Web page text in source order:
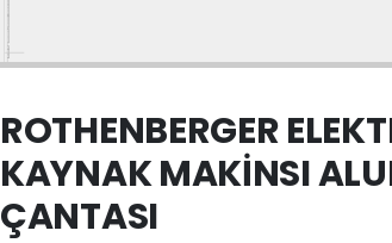
ROTHENBERGER
KAYNAK MAKİNSI
ÇANTASI